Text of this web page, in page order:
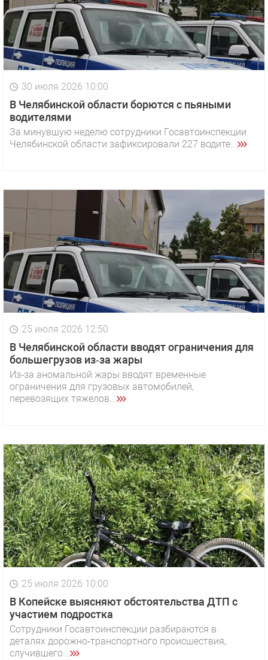
30 июля 2026 10:00
В Челябинской области борются с пьяными
водителями
За минувшую неделю сотрудники Госавтоинспекции
Челябинской области зафиксировали 227 водите...
25 июля 2026 12:50
В Челябинской области вводят ограничения для
большегрузов из‑за жары
Из‑за аномальной жары вводят временные
ограничения для грузовых автомобилей,
перевозящих тяжелов...
25 июля 2026 10:00
В Копейске выясняют обстоятельства ДТП с
участием подростка
Сотрудники Госавтоинспекции разбираются в
деталях дорожно‑транспортного происшествия,
случившего...